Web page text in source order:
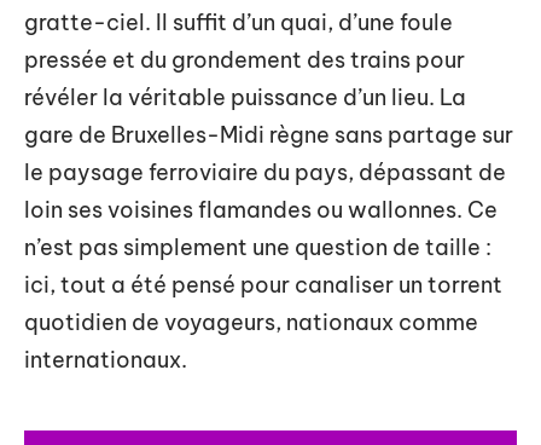
gratte-ciel. Il suffit d’un quai, d’une foule
pressée et du grondement des trains pour
révéler la véritable puissance d’un lieu. La
gare de Bruxelles-Midi règne sans partage sur
le paysage ferroviaire du pays, dépassant de
loin ses voisines flamandes ou wallonnes. Ce
n’est pas simplement une question de taille :
ici, tout a été pensé pour canaliser un torrent
quotidien de voyageurs, nationaux comme
internationaux.